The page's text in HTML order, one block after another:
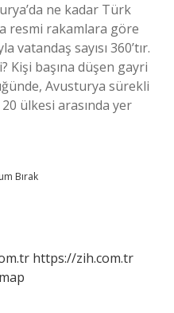
ne kadar Türk
resmi rakamlara göre
vatandaş sayısı 360’tır.
Kişi başına düşen gayri
Avusturya sürekli
ülkesi arasında yer
Bırak
https://zih.com.tr